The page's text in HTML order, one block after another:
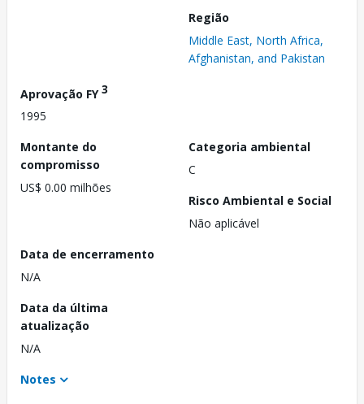
Região
Middle East, North Africa,
Afghanistan, and Pakistan
Aprovação FY3
1995
Montante do
compromisso
US$ 0.00 milhões
Categoria ambiental
C
Risco Ambiental e Social
Não aplicável
Data de encerramento
N/A
Data da última
atualização
N/A
Notes